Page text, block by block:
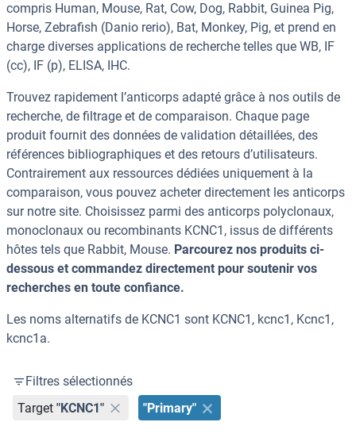
compris Human, Mouse, Rat, Cow, Dog, Rabbit, Guinea Pig,
Horse, Zebrafish (Danio rerio), Bat, Monkey, Pig, et prend en
charge diverses applications de recherche telles que WB, IF
(cc), IF (p), ELISA, IHC.
Trouvez rapidement l’anticorps adapté grâce à nos outils de
recherche, de filtrage et de comparaison. Chaque page
produit fournit des données de validation détaillées, des
références bibliographiques et des retours d’utilisateurs.
Contrairement aux ressources dédiées uniquement à la
comparaison, vous pouvez acheter directement les anticorps
sur notre site. Choisissez parmi des anticorps polyclonaux,
monoclonaux ou recombinants KCNC1, issus de différents
hôtes tels que Rabbit, Mouse. Parcourez nos produits ci-
dessous et commandez directement pour soutenir vos
recherches en toute confiance.
Les noms alternatifs de KCNC1 sont KCNC1, kcnc1, Kcnc1,
kcnc1a.
Filtres sélectionnés
Target "KCNC1" "Primary"